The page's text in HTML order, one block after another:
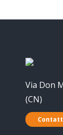
Via Don
(CN)